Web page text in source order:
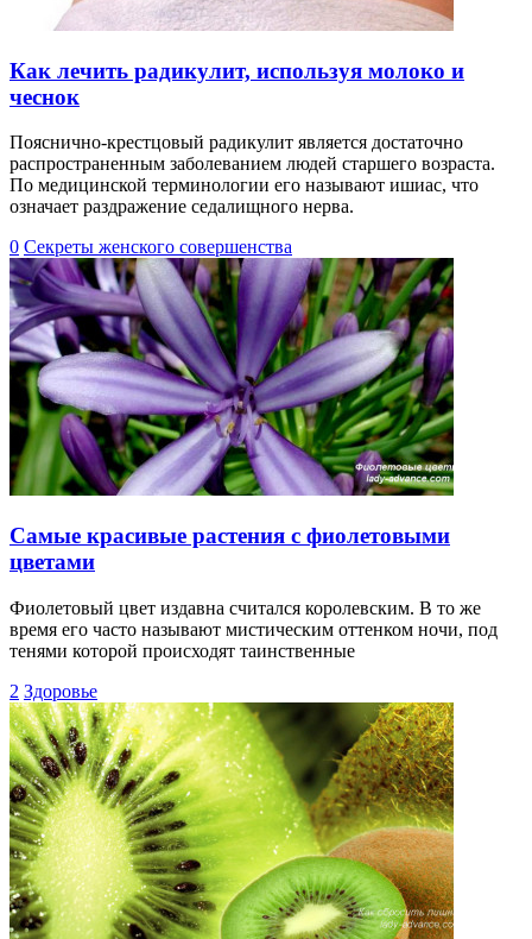
Как лечить радикулит, используя молоко и
чеснок
Пояснично-крестцовый радикулит является достаточно
распространенным заболеванием людей старшего возраста.
По медицинской терминологии его называют ишиас, что
означает раздражение седалищного нерва.
0 Секреты женского совершенства
Самые красивые растения с фиолетовыми
цветами
Фиолетовый цвет издавна считался королевским. В то же
время его часто называют мистическим оттенком ночи, под
тенями которой происходят таинственные
2 Здоровье